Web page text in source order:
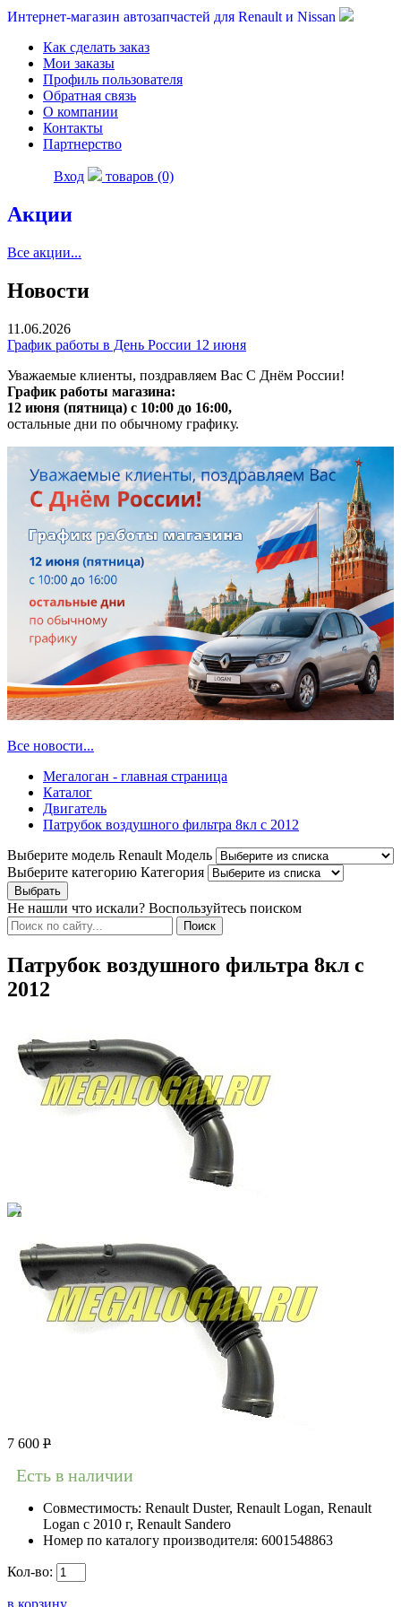
Интернет-магазин автозапчастей для Renault и Nissan
Как сделать заказ
Мои заказы
Профиль пользователя
Обратная связь
О компании
Контакты
Партнерство
Вход товаров (0)
Акции
Все акции...
Новости
11.06.2026
График работы в День России 12 июня
Уважаемые клиенты, поздравляем Вас С Днём России!
График работы магазина:
12 июня (пятница) с 10:00 до 16:00,
остальные дни по обычному графику.
Все новости...
Мегалоган - главная страница
Каталог
Двигатель
Патрубок воздушного фильтра 8кл с 2012
Выберите модель Renault Модель
Выберите категорию Категория
Не нашли что искали? Воспользуйтесь поиском
Патрубок воздушного фильтра 8кл с
2012
7 600 Р
Есть в наличии
Совместимость: Renault Duster, Renault Logan, Renault
Logan c 2010 г, Renault Sandero
Номер по каталогу производителя: 6001548863
Кол-во: